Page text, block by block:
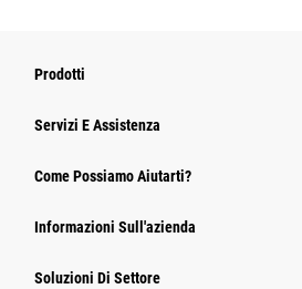
Prodotti
Servizi E Assistenza
Come Possiamo Aiutarti?
Informazioni Sull'azienda
Soluzioni Di Settore